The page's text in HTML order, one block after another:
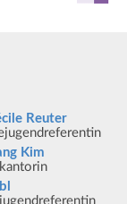
Reuter
Kim